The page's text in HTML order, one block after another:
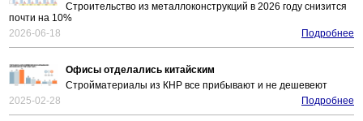
Строительство из металлоконструкций в 2026 году снизится
почти на 10%
2026-06-18
Подробнее
Офисы отделались китайским
Стройматериалы из КНР все прибывают и не дешевеют
2025-02-28
Подробнее